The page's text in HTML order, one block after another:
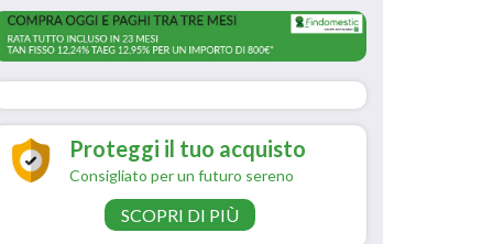
Proteggi il tuo acquisto
Consigliato per un futuro sereno
SCOPRI DI PIÙ